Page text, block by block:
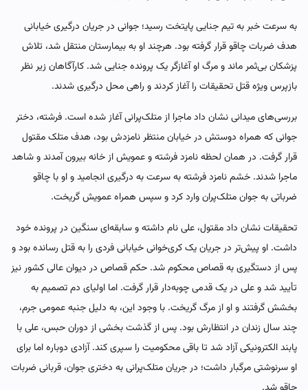
به سرعت خبر به تیم جنایی پایتخت رسید؛ جوانی در جریان درگیری خیابانی
هدف ضربات چاقو قرار گرفته بود. هرچند او به بیمارستان منتقل شد، تلاش
پزشکان بی‌ثمر ماند و مرگ او آغازگر یک پرونده جنایی شد. کارآگاهان زیر نظر
بازپرس ویژه قتل تحقیقات را آغاز کردند و راهی محل درگیری شدند.
بررسی‌های میدانی نشان داد ماجرا از متلک‌پرانی آغاز شده است. فرشته، دختر
جوانی که همراه دوستش در خیابان منتظر نامزدش بود، هدف متلک مقتول
قرار گرفت. در همان لحظه نامزد فرشته و عمویش از خانه بیرون آمدند و شاهد
ماجرا شدند. خشم نامزد فرشته به سرعت به درگیری انجامید و او با چاقو
ضرباتی به جوان متلک‌پران وارد کرد و سپس همراه عمویش گریخت.
تحقیقات نشان داد مقتول، علی نام داشته و سابقه‌ای سنگین در پرونده خود
داشت. او پیش‌تر در جریان یک کری‌خوانی خیابانی فردی را به قتل رسانده بود و
پس از دستگیری به قصاص محکوم شد. حکم قصاص در دیوان عالی کشور نیز
تأیید شد و علی در یک قدمی چوبه‌دار قرار گرفت. اما اولیای دم تصمیم به
بخشش گرفتند و او از مرگ گریخت. با وجود این، به دلیل جنبه عمومی جرم،
چند سال زندان در انتظارش بود. پس از گذشت بخشی از دوران حبس، علی با
پابند الکترونیکی آزاد شد تا باقی محکومیت را سپری کند. آزادی دوباره اما برای
او سرنوشتی مرگبار داشت؛ در جریان متلک‌پرانی به دختری جوان، قربانی ضربات